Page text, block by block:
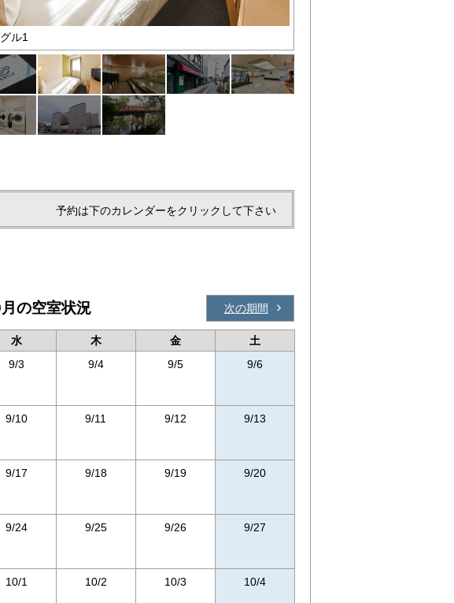
ル1
予約は下のカレンダーをクリックして下さい
の空室状況 次の期間
水 木 金
土
9/3 9/4 9/5 9/6
9/10 9/11 9/12 9/13
9/17 9/18 9/19 9/20
9/24 9/25 9/26 9/27
10/1 10/2 10/3 10/4